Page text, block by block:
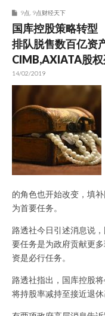
9点 9点财经天下
国库控股策略转型
排队脱售数百亿资
CIMB,AXIATA股
14/02/2019
的角色也开始改变，填
为首要任务。
路透社今日引述消息说
要任务是为政府贡献更
资是必行任务。
路透社指出，国库控股
将持股率减持至接近退休